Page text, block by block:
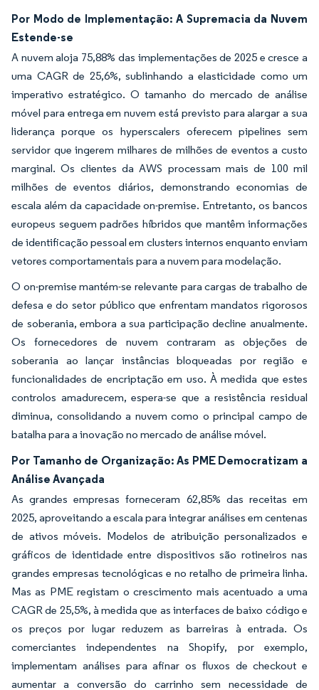
Por Modo de Implementação: A Supremacia da Nuvem
Estende-se
A nuvem aloja 75,88% das implementações de 2025 e cresce a
uma CAGR de 25,6%, sublinhando a elasticidade como um
imperativo estratégico. O tamanho do mercado de análise
móvel para entrega em nuvem está previsto para alargar a sua
liderança porque os hyperscalers oferecem pipelines sem
servidor que ingerem milhares de milhões de eventos a custo
marginal. Os clientes da AWS processam mais de 100 mil
milhões de eventos diários, demonstrando economias de
escala além da capacidade on-premise. Entretanto, os bancos
europeus seguem padrões híbridos que mantêm informações
de identificação pessoal em clusters internos enquanto enviam
vetores comportamentais para a nuvem para modelação.
O on-premise mantém-se relevante para cargas de trabalho de
defesa e do setor público que enfrentam mandatos rigorosos
de soberania, embora a sua participação decline anualmente.
Os fornecedores de nuvem contraram as objeções de
soberania ao lançar instâncias bloqueadas por região e
funcionalidades de encriptação em uso. À medida que estes
controlos amadurecem, espera-se que a resistência residual
diminua, consolidando a nuvem como o principal campo de
batalha para a inovação no mercado de análise móvel.
Por Tamanho de Organização: As PME Democratizam a
Análise Avançada
As grandes empresas forneceram 62,85% das receitas em
2025, aproveitando a escala para integrar análises em centenas
de ativos móveis. Modelos de atribuição personalizados e
gráficos de identidade entre dispositivos são rotineiros nas
grandes empresas tecnológicas e no retalho de primeira linha.
Mas as PME registam o crescimento mais acentuado a uma
CAGR de 25,5%, à medida que as interfaces de baixo código e
os preços por lugar reduzem as barreiras à entrada. Os
comerciantes independentes na Shopify, por exemplo,
implementam análises para afinar os fluxos de checkout e
aumentar a conversão do carrinho sem necessidade de